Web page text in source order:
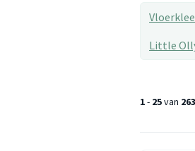
Little
1- 25van 263